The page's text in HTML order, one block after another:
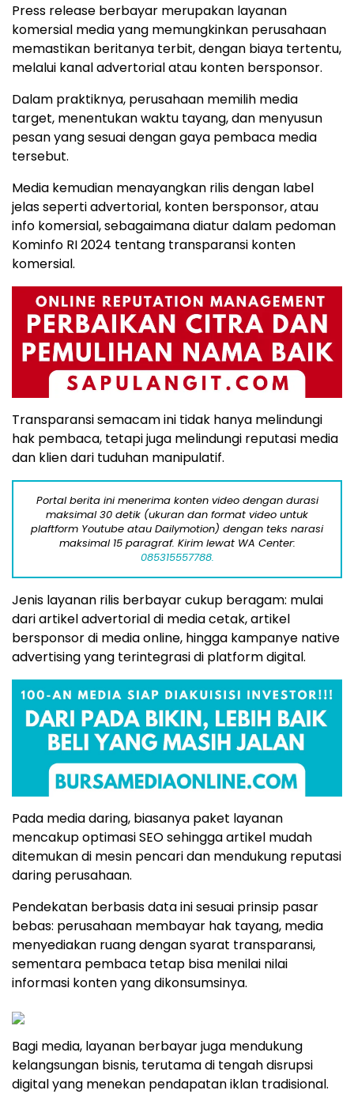
Press release berbayar merupakan layanan
komersial media yang memungkinkan perusahaan
memastikan beritanya terbit, dengan biaya tertentu,
melalui kanal advertorial atau konten bersponsor.
Dalam praktiknya, perusahaan memilih media
target, menentukan waktu tayang, dan menyusun
pesan yang sesuai dengan gaya pembaca media
tersebut.
Media kemudian menayangkan rilis dengan label
jelas seperti advertorial, konten bersponsor, atau
info komersial, sebagaimana diatur dalam pedoman
Kominfo RI 2024 tentang transparansi konten
komersial.
Transparansi semacam ini tidak hanya melindungi
hak pembaca, tetapi juga melindungi reputasi media
dan klien dari tuduhan manipulatif.
Portal berita ini menerima konten video dengan durasi
maksimal 30 detik (ukuran dan format video untuk
plaftform Youtube atau Dailymotion) dengan teks narasi
maksimal 15 paragraf. Kirim lewat WA Center:
085315557788.
Jenis layanan rilis berbayar cukup beragam: mulai
dari artikel advertorial di media cetak, artikel
bersponsor di media online, hingga kampanye native
advertising yang terintegrasi di platform digital.
Pada media daring, biasanya paket layanan
mencakup optimasi SEO sehingga artikel mudah
ditemukan di mesin pencari dan mendukung reputasi
daring perusahaan.
Pendekatan berbasis data ini sesuai prinsip pasar
bebas: perusahaan membayar hak tayang, media
menyediakan ruang dengan syarat transparansi,
sementara pembaca tetap bisa menilai nilai
informasi konten yang dikonsumsinya.
Bagi media, layanan berbayar juga mendukung
kelangsungan bisnis, terutama di tengah disrupsi
digital yang menekan pendapatan iklan tradisional.